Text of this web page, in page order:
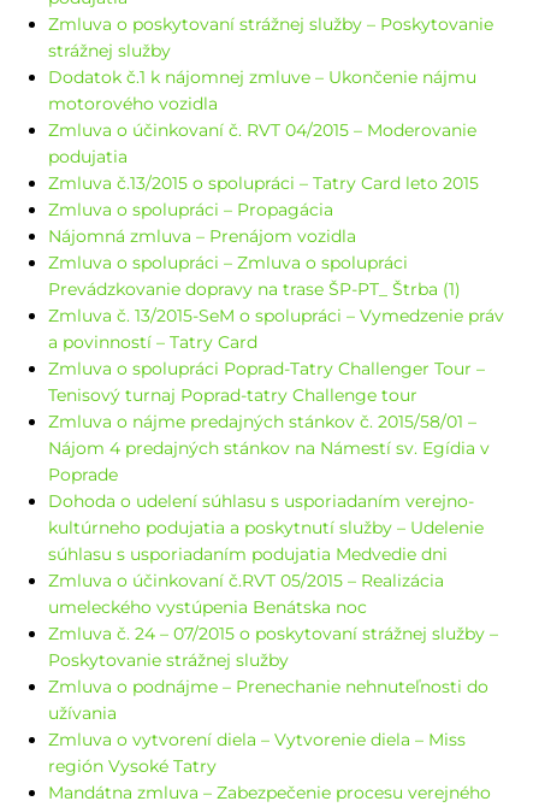
Zmluva o poskytovaní strážnej služby – Poskytovanie
strážnej služby
Dodatok č.1 k nájomnej zmluve – Ukončenie nájmu
motorového vozidla
Zmluva o účinkovaní č. RVT 04/2015 – Moderovanie
podujatia
Zmluva č.13/2015 o spolupráci – Tatry Card leto 2015
Zmluva o spolupráci – Propagácia
Nájomná zmluva – Prenájom vozidla
Zmluva o spolupráci – Zmluva o spolupráci
Prevádzkovanie dopravy na trase ŠP-PT_ Štrba (1)
Zmluva č. 13/2015-SeM o spolupráci – Vymedzenie práv
a povinností – Tatry Card
Zmluva o spolupráci Poprad-Tatry Challenger Tour –
Tenisový turnaj Poprad-tatry Challenge tour
Zmluva o nájme predajných stánkov č. 2015/58/01 –
Nájom 4 predajných stánkov na Námestí sv. Egídia v
Poprade
Dohoda o udelení súhlasu s usporiadaním verejno-
kultúrneho podujatia a poskytnutí služby – Udelenie
súhlasu s usporiadaním podujatia Medvedie dni
Zmluva o účinkovaní č.RVT 05/2015 – Realizácia
umeleckého vystúpenia Benátska noc
Zmluva č. 24 – 07/2015 o poskytovaní strážnej služby –
Poskytovanie strážnej služby
Zmluva o podnájme – Prenechanie nehnuteľnosti do
užívania
Zmluva o vytvorení diela – Vytvorenie diela – Miss
región Vysoké Tatry
Mandátna zmluva – Zabezpečenie procesu verejného